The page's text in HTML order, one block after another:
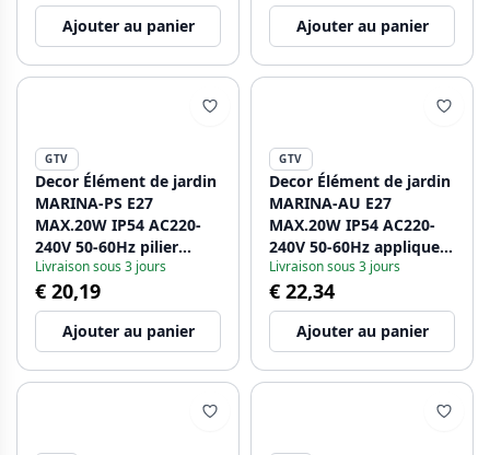
Ajouter au panier Ajouter au panier
GTV
Decor Élément de jardin
MARINA-PS E27
MAX.20W IP54 AC220-
240V 50-60Hz pilier
30cm noir. 1208963932
Livraison sous 3 jours
€ 20,19
Ajouter au panier
GTV
Decor Élément de jardin
MARINA-AU E27
MAX.20W IP54 AC220-
240V 50-60Hz applique
supérieure droite noire.
1208963933
Livraison sous 3 jours
€ 22,34
Ajouter au panier